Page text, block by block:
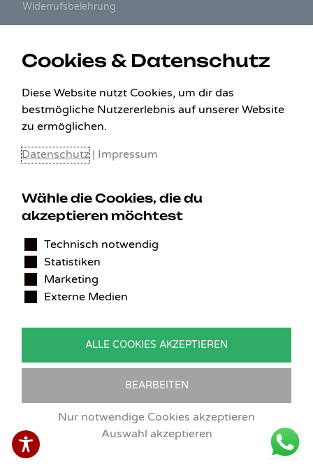
Widerrufsbelehrung
KONTAKT
Benedikt Stelzner
Autopflege Stelzner
Kohlgraben 2b
Deutschland
Tel.:09746-9308051
Vertrag widerrufen
Cookies & Datenschutz
Diese Website nutzt Cookies, um dir das
bestmögliche Nutzererlebnis auf unserer Website
zu ermöglichen.
Datenschutz | Impressum
Wähle die Cookies, die du
akzeptieren möchtest
Technisch notwendig
Statistiken
Marketing
Externe Medien
ALLE COOKIES AKZEPTIEREN
BEARBEITEN
Nur notwendige Cookies akzeptieren
Auswahl akzeptieren